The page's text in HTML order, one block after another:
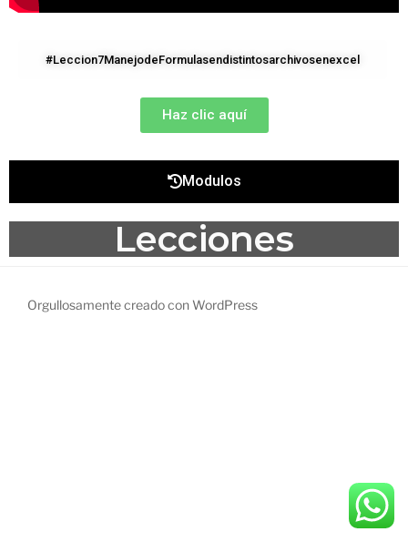
#Leccion7ManejodeFormulasendistintosarchivosenexcel
Haz clic aquí
Modulos
Lecciones
Orgullosamente creado con WordPress